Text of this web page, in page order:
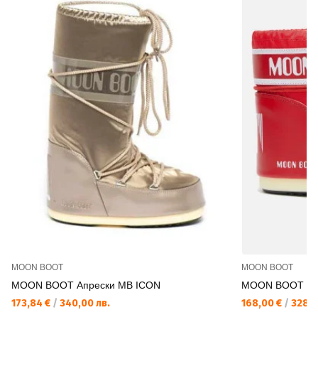
MOON BOOT
MOON BOOT Апрески MB ICON
173,84 € / 340,00 лв.
MOON BOOT
MOON BOOT
168,00 € /